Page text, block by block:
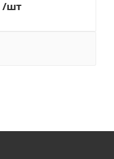
/шт